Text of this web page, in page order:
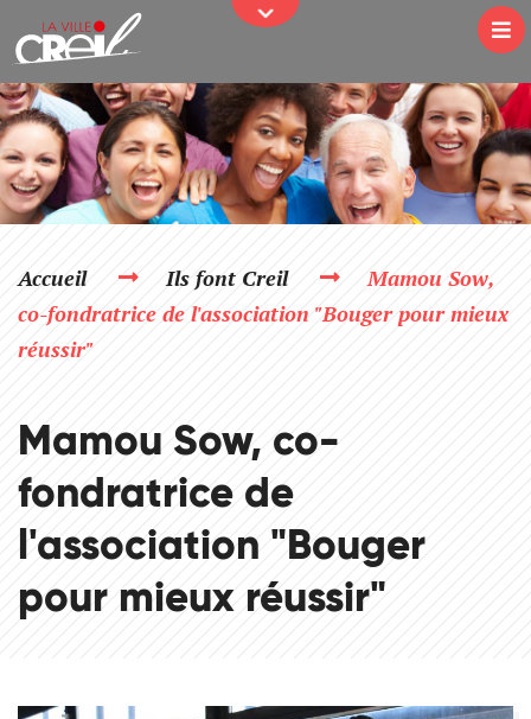
Passer au contenu JE PARTICIPE
Accueil Ils font Creil
Mamou Sow,
co-fondratrice de l'association "Bouger pour mieux
réussir"
Mamou Sow, co-
fondratrice de
l'association "Bouger
pour mieux réussir"